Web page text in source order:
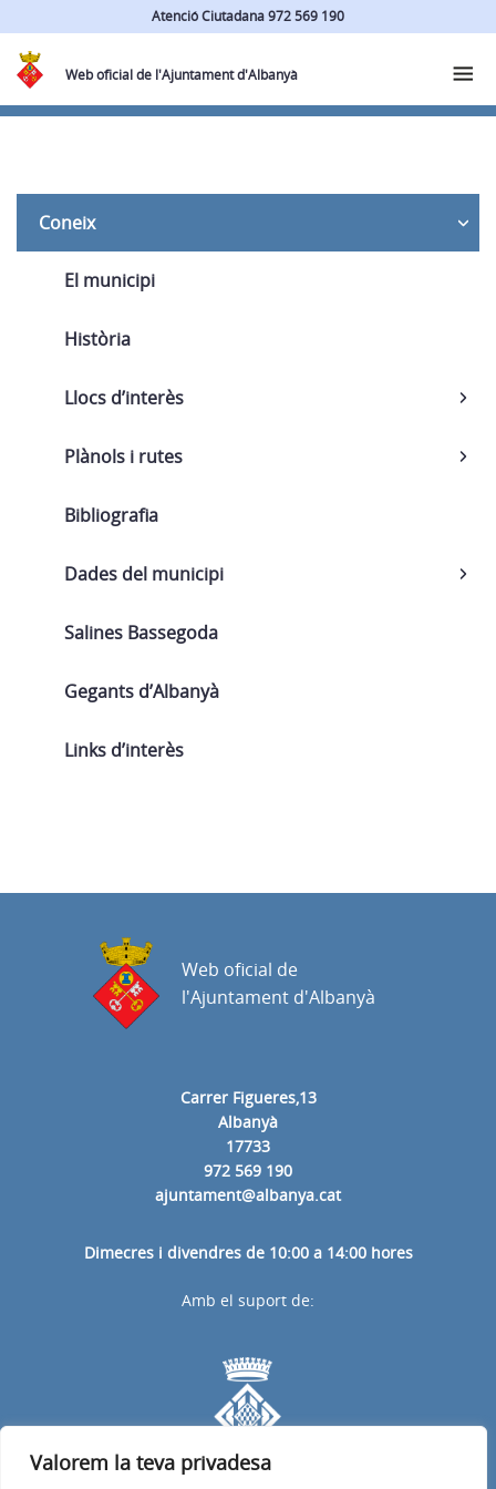
Valorem la teva privadesa
Atenció Ciutadana 972 569 190
Web oficial de l'Ajuntament d'Albanyà
Navega
Coneix
El municipi
Història
Llocs d’interès
Plànols i rutes
Bibliografia
Dades del municipi
Salines Bassegoda
Gegants d’Albanyà
Links d’interès
Carrer Figueres,13
Albanyà
17733
972 569 190
ajuntament@albanya.cat
Dimecres i divendres de 10:00 a 14:00 hores
Web oficial de
l'Ajuntament d'Albanyà
Amb el suport de: